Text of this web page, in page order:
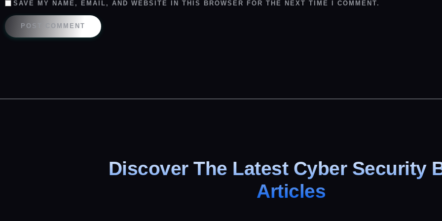
SAVE MY NAME, EMAIL, AND WEBSITE IN THIS BROWSER FOR THE NEXT TIME I COMMENT.
Discover The Latest Cyber Security
Articles